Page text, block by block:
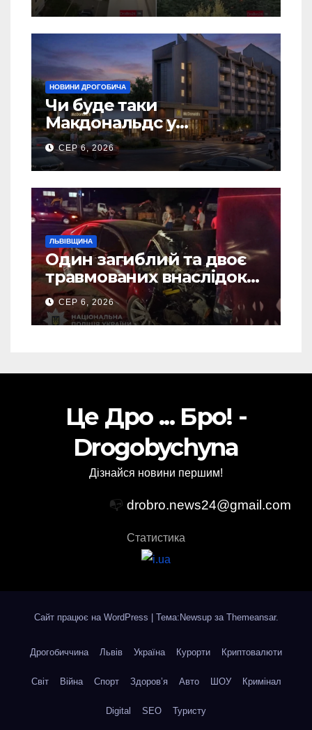
НОВИНИ ДРОГОБИЧА
Чи буде таки
Макдональдс у
Дрогобичі? (Фото)
СЕР 6, 2026
ЛЬВІВЩИНА
Один загиблий та двоє
травмованих внаслідок
ДТП на Самбірщині
СЕР 6, 2026
Це Дро ... Бро! -
Drogobychyna
Дізнайся новини першим!
📭 drobro.news24@gmail.com
Статистика
Сайт працює на WordPress Тема:Newsup за Themeansar.
Дрогобиччина Львів Україна Курорти Криптовалюти
Світ Війна Спорт Здоров’я Авто ШОУ Кримінал
Digital SEO Туристу